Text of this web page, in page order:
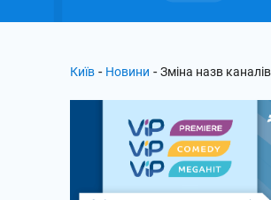
Київ - Новини - Зміна назв каналів